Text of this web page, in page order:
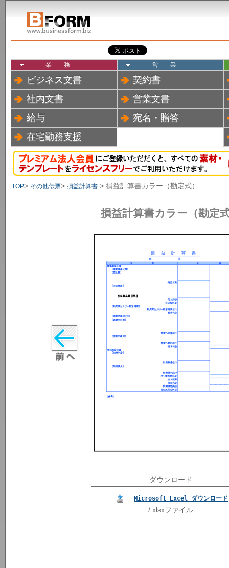
業務
ビジネス文書
社内文書
給与
在宅勤務支援
営業
契約書
営業文書
宛名・贈答
TOP> その他伝票> 損益計算書 > 損益計算書カラー（勘定式）
損益計算書カラー（勘定
ダウンロード
Microsoft Excel ダウンロード
/.xlsxファイル